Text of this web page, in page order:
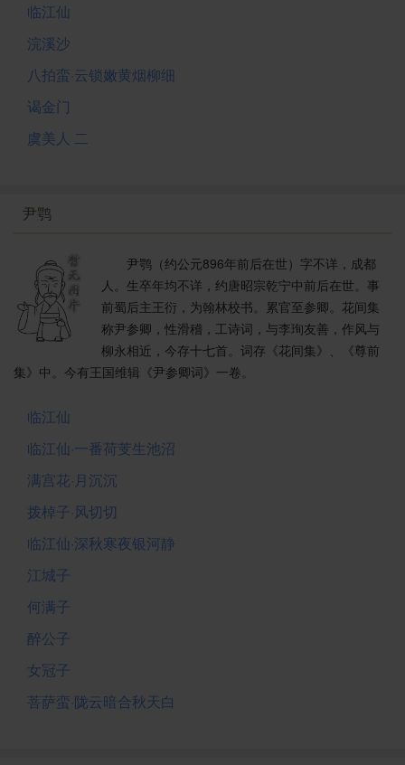
临江仙
浣溪沙
八拍蛮·云锁嫩黄烟柳细
谒金门
虞美人 二
尹鹗
尹鹗（约公元896年前后在世）字不详，成都
人。生卒年均不详，约唐昭宗乾宁中前后在世。事
前蜀后主王衍，为翰林校书。累官至参卿。花间集
称尹参卿，性滑稽，工诗词，与李珣友善，作风与
柳永相近，今存十七首。词存《花间集》、《尊前
集》中。今有王国维辑《尹参卿词》一卷。
临江仙
临江仙·一番荷芰生池沼
满宫花·月沉沉
拨棹子·风切切
临江仙·深秋寒夜银河静
江城子
何满子
醉公子
女冠子
菩萨蛮·陇云暗合秋天白